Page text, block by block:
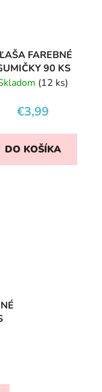
FAREBNÉ
90 KS
(12 ks)
€3,99
DO KOŠÍKA